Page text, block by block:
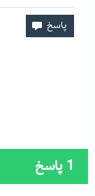
1پاسخ